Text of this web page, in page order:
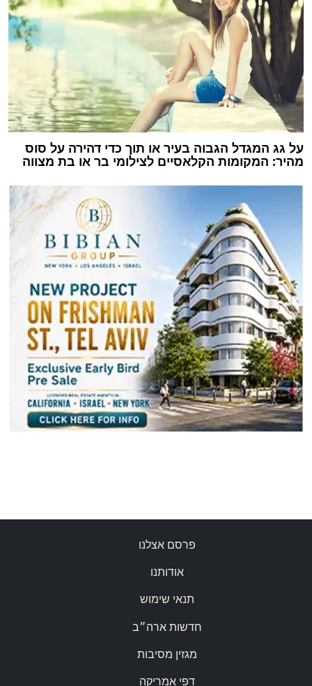
על גג המגדל הגבוה בעיר או תוך כדי דהירה על סוס
מהיר: המקומות הקלאסיים לצילומי בר או בת מצווה
פרסם אצלנו
אודותנו
תנאי שימוש
חדשות ארה״ב
מגזין מסיבות
דפי אמריקה